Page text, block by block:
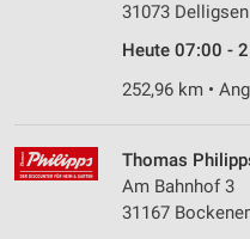
31073 Delligsen
Heute 07:00 -
252,96 km •
Thomas
Am Bahnhof 3
31167